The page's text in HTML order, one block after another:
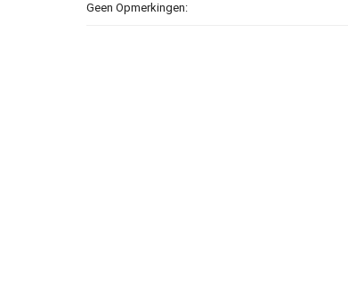
Geen Opmerkingen: